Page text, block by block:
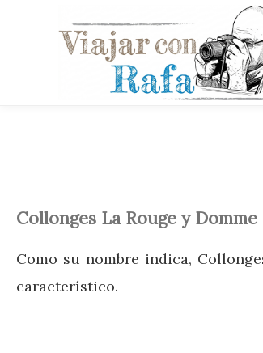
Collonges La Rouge y Domme
Como su nombre indica,
característico.